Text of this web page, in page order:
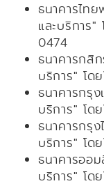
ธนาคารไท
และบริการ"
0474
ธนาคารกสิ
บริการ" โด
ธนาคารกรุ
บริการ" โด
ธนาคารกรุ
บริการ" โด
ธนาคารออ
บริการ" โด